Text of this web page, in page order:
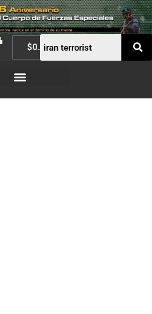
$0.00